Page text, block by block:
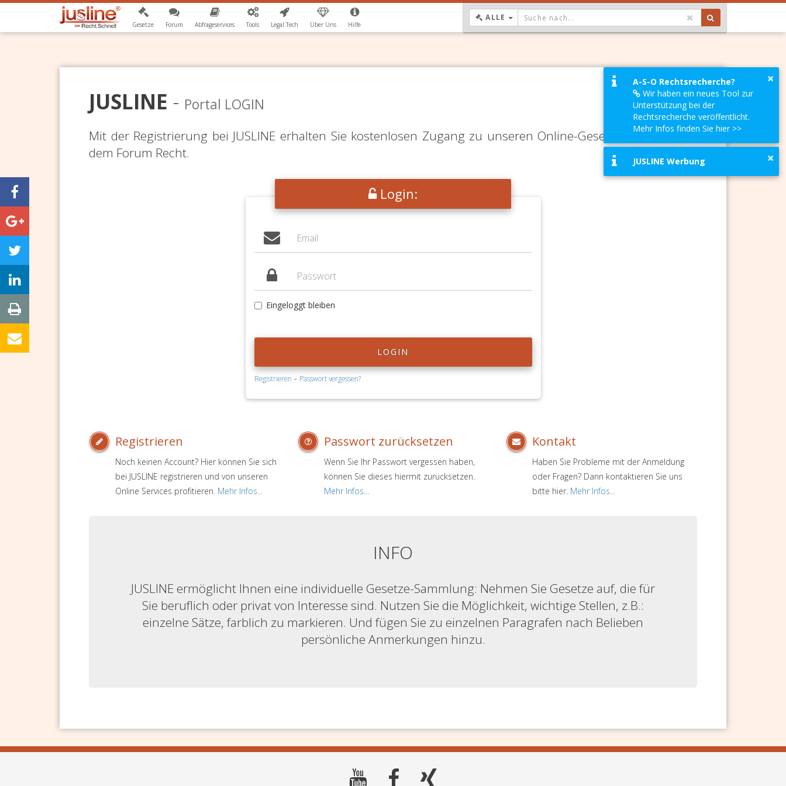
Gesetze Forum Abfrageservices Tools Legal.Tech Über Uns Hilfe
ALLE DROPDOWN: GEWÄHLTER WERT IST ALLE
JUSLINE - Portal LOGIN
Mit der Registrierung bei JUSLINE erhalten Sie kostenlosen Zugang zu unseren Online-Gesetze-Services und
dem Forum Recht.
Login:
Eingeloggt bleiben
LOGIN
Registrieren - Passwort vergessen?
Registrieren
Noch keinen Account? Hier können Sie sich
bei JUSLINE registrieren und von unseren
Online Services profitieren. Mehr Infos...
Passwort zurücksetzen
Wenn Sie Ihr Passwort vergessen haben,
können Sie dieses hiermit zurücksetzen.
Mehr Infos...
Kontakt
Haben Sie Probleme mit der Anmeldung
oder Fragen? Dann kontaktieren Sie uns
bitte hier. Mehr Infos...
INFO
JUSLINE ermöglicht Ihnen eine individuelle Gesetze-Sammlung: Nehmen Sie Gesetze auf, die für
Sie beruflich oder privat von Interesse sind. Nutzen Sie die Möglichkeit, wichtige Stellen, z.B.:
einzelne Sätze, farblich zu markieren. Und fügen Sie zu einzelnen Paragrafen nach Belieben
persönliche Anmerkungen hinzu.
×
A-S-O Rechtsrecherche?
Wir haben ein neues Tool zur
Unterstützung bei der
Rechtsrecherche veröffentlicht.
Mehr Infos finden Sie hier >>
×
JUSLINE Werbung